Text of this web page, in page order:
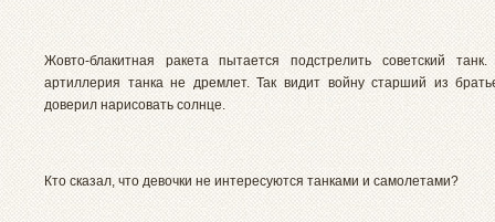
Жовто-блакитная ракета пытается подстрелить советский
артиллерия танка не дремлет. Так видит войну старший из
доверил нарисовать солнце.
Кто сказал, что девочки не интересуются танками и самолетами?